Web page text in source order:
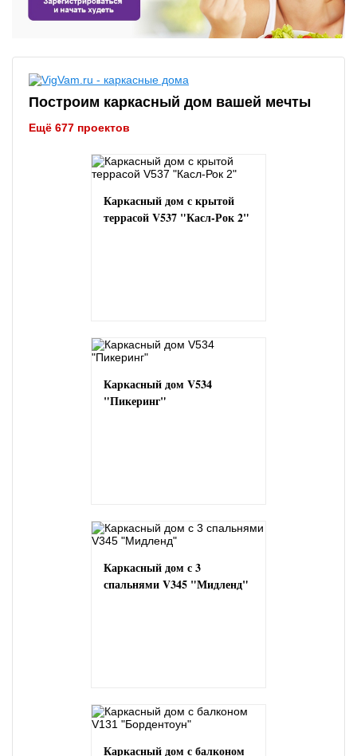
Построим каркасный дом вашей мечты
Ещё 677 проектов
Каркасный дом с крытой
террасой V537 "Касл-Рок 2"
Каркасный дом V534
"Пикеринг"
Каркасный дом с 3
спальнями V345 "Мидленд"
Каркасный дом с балконом